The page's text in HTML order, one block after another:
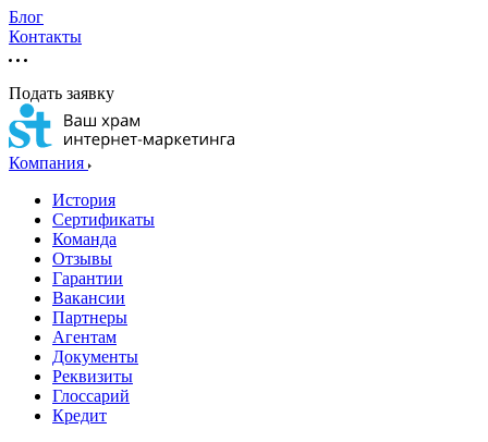
Блог
Контакты
Подать заявку
Компания
История
Сертификаты
Команда
Отзывы
Гарантии
Вакансии
Партнеры
Агентам
Документы
Реквизиты
Глоссарий
Кредит